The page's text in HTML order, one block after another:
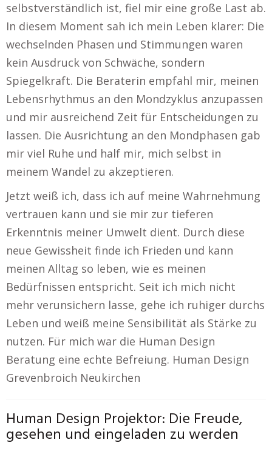
selbstverständlich ist, fiel mir eine große Last ab.
In diesem Moment sah ich mein Leben klarer: Die
wechselnden Phasen und Stimmungen waren
kein Ausdruck von Schwäche, sondern
Spiegelkraft. Die Beraterin empfahl mir, meinen
Lebensrhythmus an den Mondzyklus anzupassen
und mir ausreichend Zeit für Entscheidungen zu
lassen. Die Ausrichtung an den Mondphasen gab
mir viel Ruhe und half mir, mich selbst in
meinem Wandel zu akzeptieren.
Jetzt weiß ich, dass ich auf meine Wahrnehmung
vertrauen kann und sie mir zur tieferen
Erkenntnis meiner Umwelt dient. Durch diese
neue Gewissheit finde ich Frieden und kann
meinen Alltag so leben, wie es meinen
Bedürfnissen entspricht. Seit ich mich nicht
mehr verunsichern lasse, gehe ich ruhiger durchs
Leben und weiß meine Sensibilität als Stärke zu
nutzen. Für mich war die Human Design
Beratung eine echte Befreiung. Human Design
Grevenbroich Neukirchen
Human Design Projektor: Die Freude,
gesehen und eingeladen zu werden